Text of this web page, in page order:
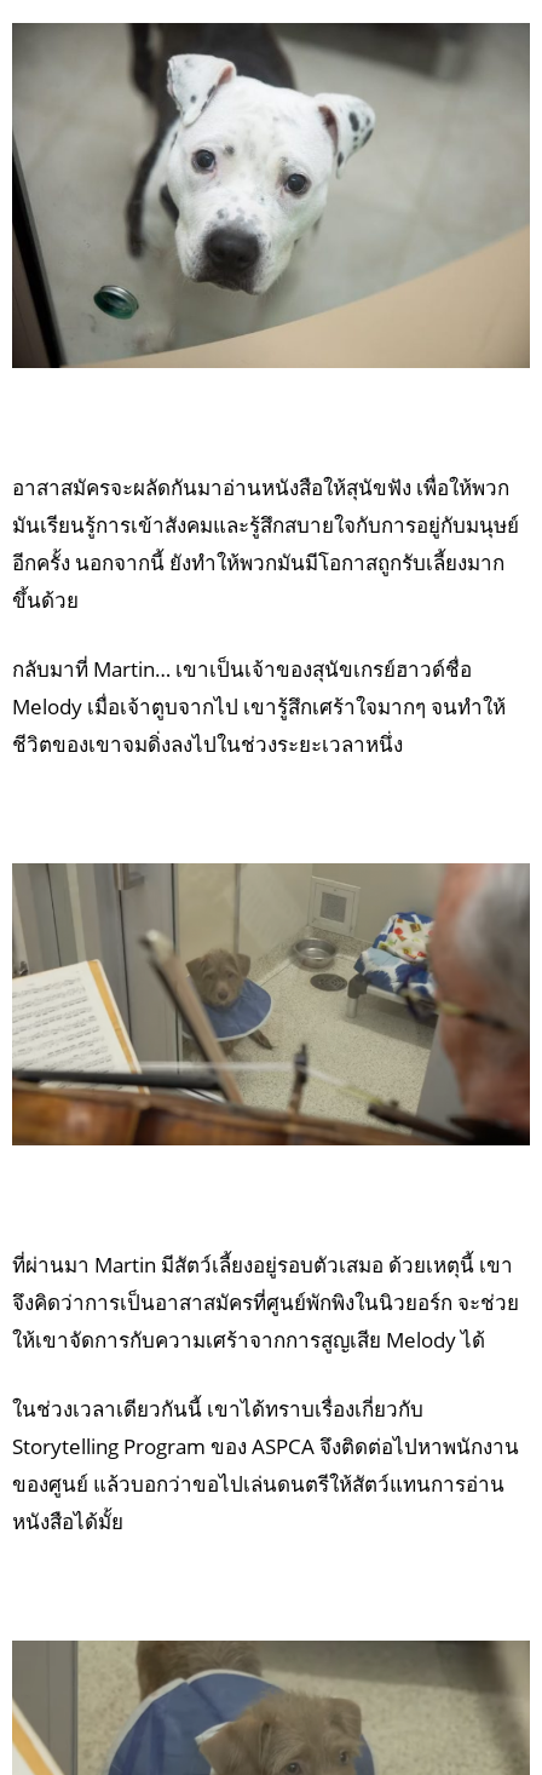
อาสาสมัครจะผลัดกันมาอ่านหนังสือให้สุนัขฟัง เพื่อให้พวก
มันเรียนรู้การเข้าสังคมและรู้สึกสบายใจกับการอยู่กับมนุษย์
อีกครั้ง นอกจากนี้ ยังทำให้พวกมันมีโอกาสถูกรับเลี้ยงมาก
ขึ้นด้วย
กลับมาที่ Martin… เขาเป็นเจ้าของสุนัขเกรย์ฮาวด์ชื่อ
Melody เมื่อเจ้าตูบจากไป เขารู้สึกเศร้าใจมากๆ จนทำให้
ชีวิตของเขาจมดิ่งลงไปในช่วงระยะเวลาหนึ่ง
ที่ผ่านมา Martin มีสัตว์เลี้ยงอยู่รอบตัวเสมอ ด้วยเหตุนี้ เขา
จึงคิดว่าการเป็นอาสาสมัครที่ศูนย์พักพิงในนิวยอร์ก จะช่วย
ให้เขาจัดการกับความเศร้าจากการสูญเสีย Melody ได้
ในช่วงเวลาเดียวกันนี้ เขาได้ทราบเรื่องเกี่ยวกับ
Storytelling Program ของ ASPCA จึงติดต่อไปหาพนักงาน
ของศูนย์ แล้วบอกว่าขอไปเล่นดนตรีให้สัตว์แทนการอ่าน
หนังสือได้มั้ย